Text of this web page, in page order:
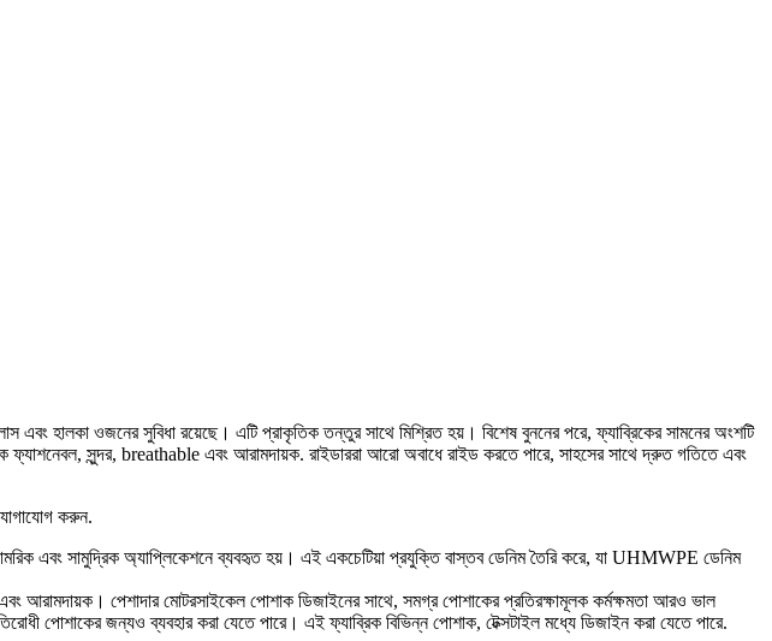
ওজনের সুবিধা রয়েছে। এটি প্রাকৃতিক তন্তুর সাথে মিশ্রিত হয়। বিশেষ বুননের পরে, ফ্যাব্রিকের সামনের অংশটি
সুন্দর, breathable এবং আরামদায়ক. রাইডাররা আরো অবাধে রাইড করতে পারে, সাহসের সাথে দ্রুত গতিতে এবং
করুন.
সামুদ্রিক অ্যাপ্লিকেশনে ব্যবহৃত হয়। এই একচেটিয়া প্রযুক্তি বাস্তব ডেনিম তৈরি করে, যা UHMWPE ডেনিম
আরামদায়ক। পেশাদার মোটরসাইকেল পোশাক ডিজাইনের সাথে, সমগ্র পোশাকের প্রতিরক্ষামূলক কর্মক্ষমতা আরও ভাল
পোশাকের জন্যও ব্যবহার করা যেতে পারে। এই ফ্যাব্রিক বিভিন্ন পোশাক, টেক্সটাইল মধ্যে ডিজাইন করা যেতে পারে.